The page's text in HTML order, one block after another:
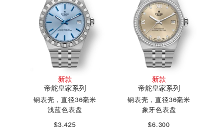
新款
帝舵皇家系列
钢表壳，直径36毫米
浅蓝色表盘
$3,425
新款
帝舵皇家系列
钢表壳，直径36毫米
象牙色表盘
$6,300